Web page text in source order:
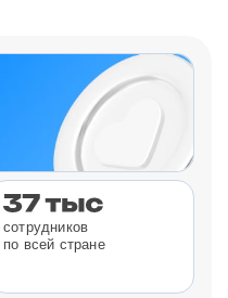
сотрудников
по всей стране